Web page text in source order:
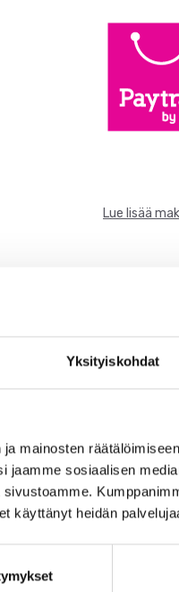
Yksityiskohdat
mainosten
jaamme sosiaalisen
käyttänyt heidän
Lue lisää
Avainsanat
ratkaisu sujuvaan
tuotteet
biojätteen sekaan.